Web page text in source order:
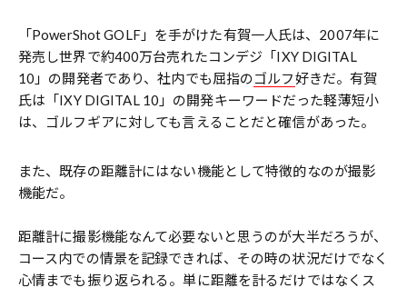
「PowerShot GOLF」を手がけた有賀一人氏は、2007年に
発売し世界で約400万台売れたコンデジ「IXY DIGITAL
10」の開発者であり、社内でも屈指のゴルフ好きだ。有賀
氏は「IXY DIGITAL 10」の開発キーワードだった軽薄短小
は、ゴルフギアに対しても言えることだと確信があった。
また、既存の距離計にはない機能として特徴的なのが撮影
機能だ。
距離計に撮影機能なんて必要ないと思うのが大半だろうが、
コース内での情景を記録できれば、その時の状況だけでなく
心情までも振り返られる。単に距離を計るだけではなくス